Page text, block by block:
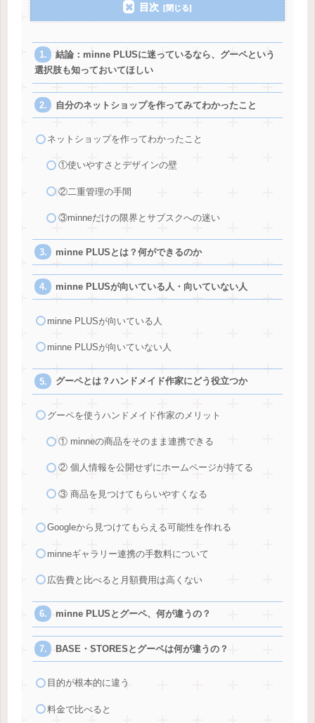
目次
結論：minne PLUSに迷っているなら、グーペという
選択肢も知っておいてほしい
自分のネットショップを作ってみてわかったこと
ネットショップを作ってわかったこと
①使いやすさとデザインの壁
②二重管理の手間
③minneだけの限界とサブスクへの迷い
minne PLUSとは？何ができるのか
minne PLUSが向いている人・向いていない人
minne PLUSが向いている人
minne PLUSが向いていない人
グーペとは？ハンドメイド作家にどう役立つか
グーペを使うハンドメイド作家のメリット
① minneの商品をそのまま連携できる
② 個人情報を公開せずにホームページが持てる
③ 商品を見つけてもらいやすくなる
Googleから見つけてもらえる可能性を作れる
minneギャラリー連携の手数料について
広告費と比べると月額費用は高くない
minne PLUSとグーペ、何が違うの？
BASE・STORESとグーペは何が違うの？
目的が根本的に違う
料金で比べると